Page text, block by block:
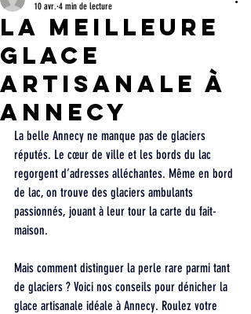
la meilleure
glace
artisanale à
Annecy
10 avr. 4 min de lecture
La belle Annecy ne manque pas de glaciers
réputés. Le cœur de ville et les bords du lac
regorgent d’adresses alléchantes. Même en bord
de lac, on trouve des glaciers ambulants
passionnés, jouant à leur tour la carte du fait-
maison.
Mais comment distinguer la perle rare parmi tant
de glaciers ? Voici nos conseils pour dénicher la
glace artisanale idéale à Annecy. Roulez votre